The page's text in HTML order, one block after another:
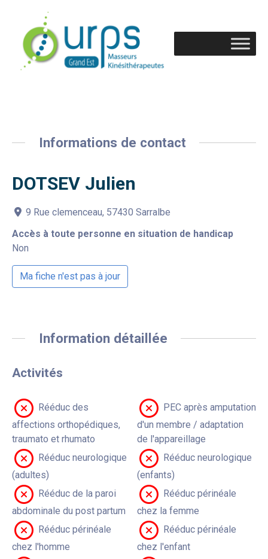
Informations de contact
DOTSEV Julien
9 Rue clemenceau, 57430 Sarralbe
Accès à toute personne en situation de handicap
Non
Ma fiche n'est pas à jour
Information détaillée
Activités
Rééduc des
affections orthopédiques,
traumato et rhumato
PEC après amputation
d'un membre / adaptation
de l'appareillage
Rééduc neurologique
(adultes)
Rééduc neurologique
(enfants)
Rééduc de la paroi
abdominale du post partum
Rééduc périnéale
chez la femme
Rééduc périnéale
chez l'homme
Rééduc périnéale
chez l'enfant